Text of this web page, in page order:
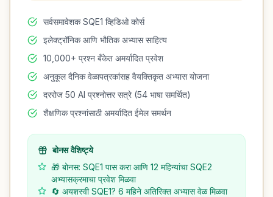
सर्वसमावेशक SQE1 व्हिडिओ कोर्स
इलेक्ट्रॉनिक आणि भौतिक अभ्यास साहित्य
10,000+ प्रश्न बँकेत अमर्यादित प्रवेश
अनुकूल दैनिक वेळापत्रकांसह वैयक्तिकृत अभ्यास योजना
दररोज 50 AI प्रश्नोत्तर सत्रे (54 भाषा समर्थित)
शैक्षणिक प्रश्नांसाठी अमर्यादित ईमेल समर्थन
बोनस वैशिष्ट्ये
🎁 बोनस: SQE1 पास करा आणि 12 महिन्यांचा SQE2
अभ्यासक्रमाचा प्रवेश मिळवा
🔄 अयशस्वी SQE1? 6 महिने अतिरिक्त अभ्यास वेळ मिळवा